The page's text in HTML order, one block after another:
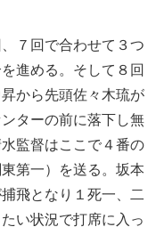
７回で合わせて３つ
進める。そして８回
から先頭佐々木琉が
ターの前に落下し無
監督はここで４番の
第一）を送る。坂本
飛となり１死一、二
い状況で打席に入っ